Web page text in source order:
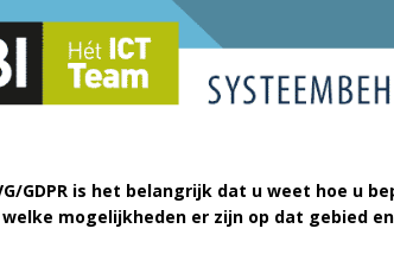
GDPR is het belangrijk dat u weet hoe u
mogelijkheden er zijn op dat gebied